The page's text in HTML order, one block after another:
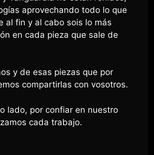
aprovechando todo lo que
al fin y al cabo sois lo más
en cada pieza que sale de
y de esas piezas que por
compartirlas con vosotros.
lado, por confiar en nuestro
cada trabajo.